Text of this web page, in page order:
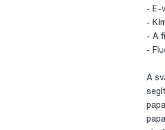
- E-
-
- A
-
A